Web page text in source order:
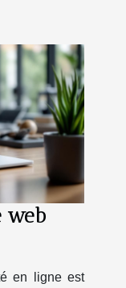
web
en ligne est